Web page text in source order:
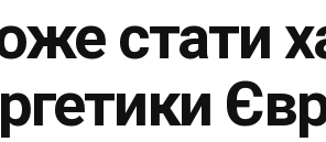
стати